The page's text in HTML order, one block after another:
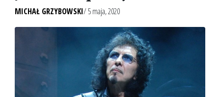
MICHAŁ GRZYBOWSKI/ 5 maja, 2020